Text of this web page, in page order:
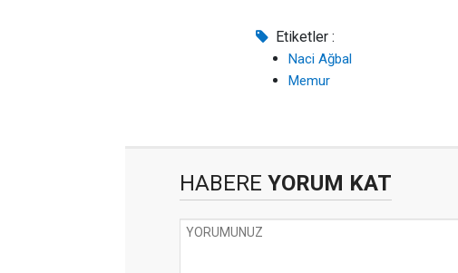
Etiketler :
Naci Ağbal
Memur
HABERE YORUM KAT